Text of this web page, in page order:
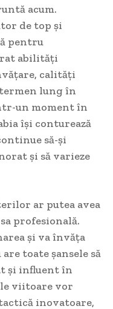
acum.
de top și
pentru
abilități
calități
lung în
un moment în
își conturează
să-și
și să varieze
ar putea avea
profesională.
și va învăța
toate șansele să
și influent în
viitoare vor
inovatoare,